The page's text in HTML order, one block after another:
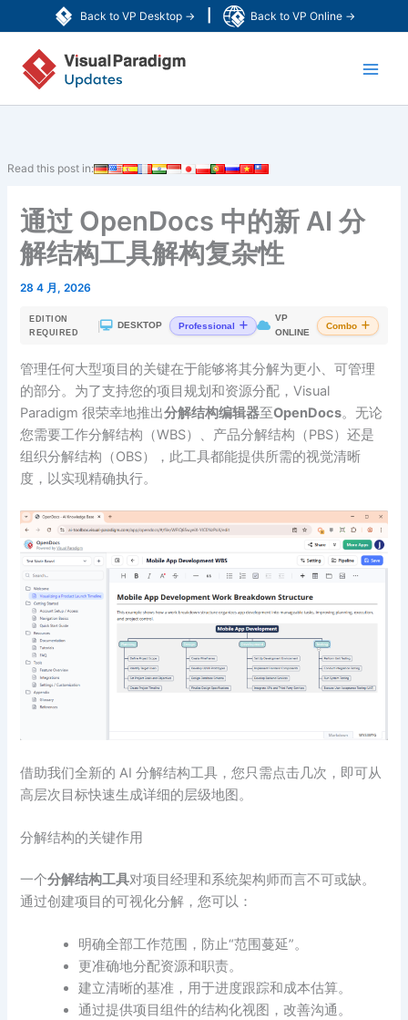
Back to VP Desktop → Back to VP Online →
至
Read this post in:
通过 OpenDocs 中的新 AI 分
解结构工具解构复杂性
28 4 月, 2026
EDITION
REQUIRED
DESKTOP Professional
VP
ONLINE
Combo
管理任何大型项目的关键在于能够将其分解为更小、可管理
的部分。为了支持您的项目规划和资源分配，Visual
Paradigm 很荣幸地推出分解结构编辑器至OpenDocs。无论
您需要工作分解结构（WBS）、产品分解结构（PBS）还是
组织分解结构（OBS），此工具都能提供所需的视觉清晰
度，以实现精确执行。
借助我们全新的 AI 分解结构工具，您只需点击几次，即可从
高层次目标快速生成详细的层级地图。
分解结构的关键作用
一个分解结构工具对项目经理和系统架构师而言不可或缺。
通过创建项目的可视化分解，您可以：
明确全部工作范围，防止“范围蔓延”。
更准确地分配资源和职责。
建立清晰的基准，用于进度跟踪和成本估算。
通过提供项目组件的结构化视图，改善沟通。